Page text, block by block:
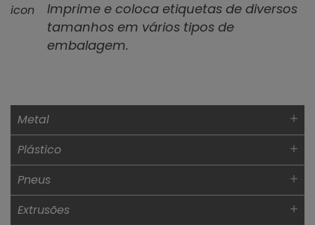
Imprime e coloca etiquetas de diversos
tamanhos em vários tipos de
embalagem.
Metal
Plástico
Pneus
Extrusões